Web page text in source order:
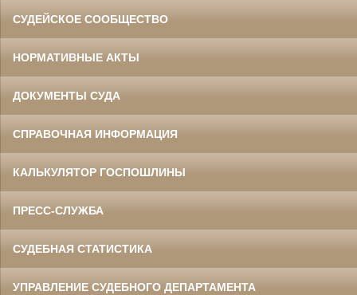
СУДЕЙСКОЕ СООБЩЕСТВО
НОРМАТИВНЫЕ АКТЫ
ДОКУМЕНТЫ СУДА
СПРАВОЧНАЯ ИНФОРМАЦИЯ
КАЛЬКУЛЯТОР ГОСПОШЛИНЫ
ПРЕСС-СЛУЖБА
СУДЕБНАЯ СТАТИСТИКА
УПРАВЛЕНИЕ СУДЕБНОГО ДЕПАРТАМЕНТА